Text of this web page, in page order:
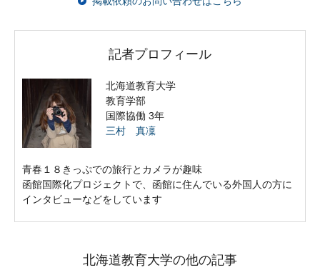
記者プロフィール
北海道教育大学
教育学部
国際協働 3年
三村 真凜
青春１８きっぷでの旅行とカメラが趣味
函館国際化プロジェクトで、函館に住んでいる外国人の方に
インタビューなどをしています
北海道教育大学の他の記事